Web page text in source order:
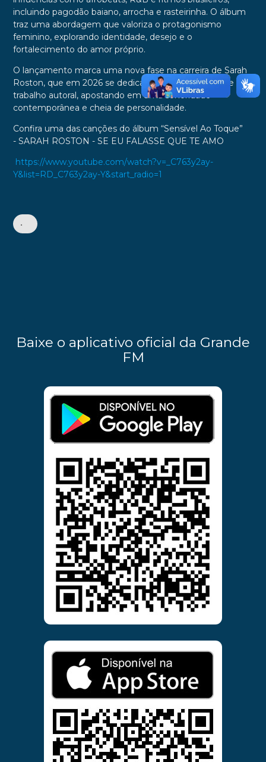
incluindo pagodão baiano, arrocha e rasteirinha. O álbum
traz uma abordagem que valoriza o protagonismo
feminino, explorando identidade, desejo e o
fortalecimento do amor próprio.
O lançamento marca uma nova fase na carreira de Sarah
Roston, que em 2026 se dedica à consolidação desse
trabalho autoral, apostando em uma sonoridade
contemporânea e cheia de personalidade.
Confira uma das canções do álbum “Sensível Ao Toque”
- SARAH ROSTON - SE EU FALASSE QUE TE AMO
https://www.youtube.com/watch?v=_C763y2ay-
Y&list=RD_C763y2ay-Y&start_radio=1
•
Baixe o aplicativo oficial da Grande
FM